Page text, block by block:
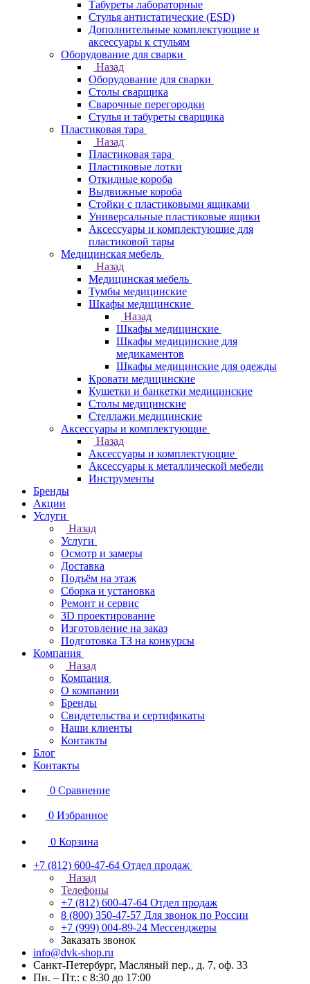
Табуреты лабораторные
Стулья антистатические (ESD)
Дополнительные комплектующие и
аксессуары к стульям
Оборудование для сварки
Назад
Оборудование для сварки
Столы сварщика
Сварочные перегородки
Стулья и табуреты сварщика
Пластиковая тара
Назад
Пластиковая тара
Пластиковые лотки
Откидные короба
Выдвижные короба
Стойки с пластиковыми ящиками
Универсальные пластиковые ящики
Аксессуары и комплектующие для
пластиковой тары
Медицинская мебель
Назад
Медицинская мебель
Тумбы медицинские
Шкафы медицинские
Назад
Шкафы медицинские
Шкафы медицинские для
медикаментов
Шкафы медицинские для одежды
Кровати медицинские
Кушетки и банкетки медицинские
Столы медицинские
Стеллажи медицинские
Аксессуары и комплектующие
Назад
Аксессуары и комплектующие
Аксессуары к металлической мебели
Инструменты
Бренды
Акции
Услуги
Назад
Услуги
Осмотр и замеры
Доставка
Подъём на этаж
Сборка и установка
Ремонт и сервис
3D проектирование
Изготовление на заказ
Подготовка ТЗ на конкурсы
Компания
Назад
Компания
О компании
Бренды
Свидетельства и сертификаты
Наши клиенты
Контакты
Блог
Контакты
0 Сравнение
0 Избранное
0 Корзина
+7 (812) 600-47-64 Отдел продаж
Назад
Телефоны
+7 (812) 600-47-64 Отдел продаж
8 (800) 350-47-57 Для звонок по России
+7 (999) 004-89-24 Мессенджеры
Заказать звонок
info@dvk-shop.ru
Санкт-Петербург, Масляный пер., д. 7, оф. 33
Пн. – Пт.: с 8:30 до 17:00